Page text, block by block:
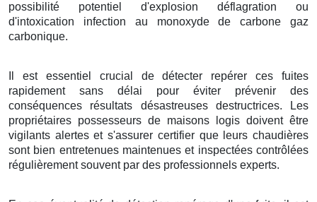
possibilité potentiel d'explosion déflagration ou
d'intoxication infection au monoxyde de carbone gaz
carbonique.
Il est essentiel crucial de détecter repérer ces fuites
rapidement sans délai pour éviter prévenir des
conséquences résultats désastreuses destructrices. Les
propriétaires possesseurs de maisons logis doivent être
vigilants alertes et s'assurer certifier que leurs chaudières
sont bien entretenues maintenues et inspectées contrôlées
régulièrement souvent par des professionnels experts.